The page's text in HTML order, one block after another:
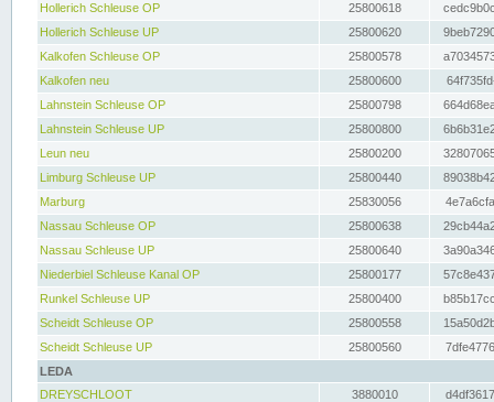
Hollerich Schleuse OP
25800618
Hollerich Schleuse UP
25800620
Kalkofen Schleuse OP
25800578
Kalkofen neu
25800600
Lahnstein Schleuse OP
25800798
Lahnstein Schleuse UP
25800800
Leun neu
25800200
Limburg Schleuse UP
25800440
Marburg
25830056
Nassau Schleuse OP
25800638
Nassau Schleuse UP
25800640
Niederbiel Schleuse Kanal OP
25800177
Runkel Schleuse UP
25800400
Scheidt Schleuse OP
25800558
Scheidt Schleuse UP
25800560
LEDA
DREYSCHLOOT
3880010